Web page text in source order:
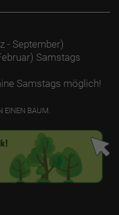
- September)
Samstags
Samstags möglich!
EINEN BAUM.